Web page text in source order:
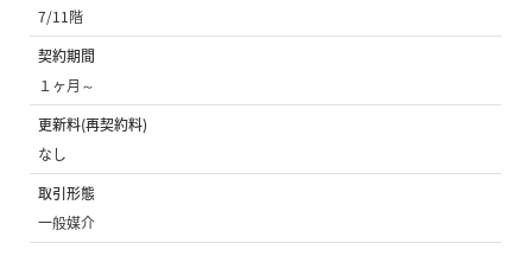
7/11階
契約期間
１ヶ月～
更新料(再契約料)
なし
取引形態
一般媒介